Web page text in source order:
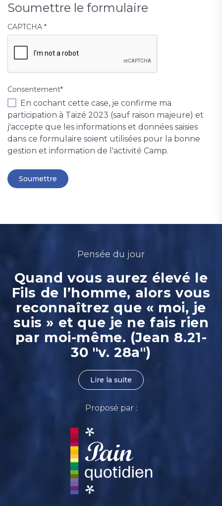
Soumettre le formulaire
CAPTCHA *
Consentement*
En cochant cette case, je confirme ma
participation à Taizé 2023 (sauf raison majeure) et
j'accepte que les informations et données saisies
dans ce formulaire soient utilisées pour la bonne
gestion et information de l'activité Camp.
Pensée du jour
Quand vous aurez élevé le
Fils de l’homme, alors vous
reconnaîtrez que « moi, je
suis » et que je ne fais rien
par moi-même. (Jean 8.21-
30 "v. 28a")
Lire la suite
Proposé par :